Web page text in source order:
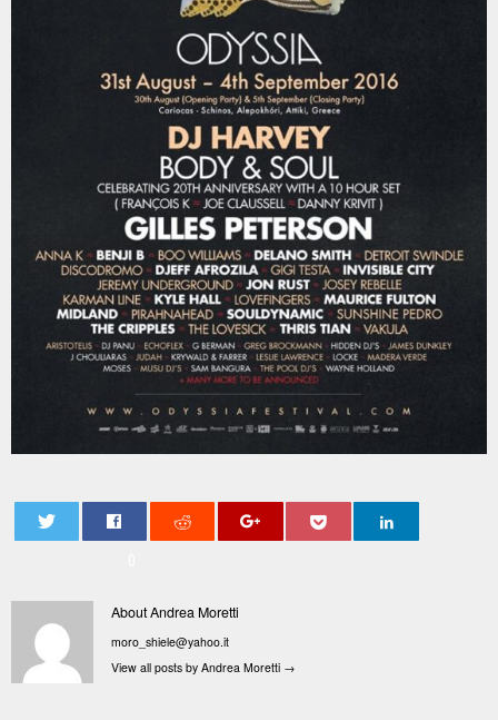
About Andrea Moretti
moro_shiele@yahoo.it
View all posts by Andrea Moretti →